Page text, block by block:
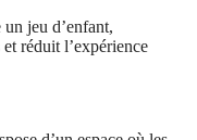
jeu d’enfant,
réduit l’expérience